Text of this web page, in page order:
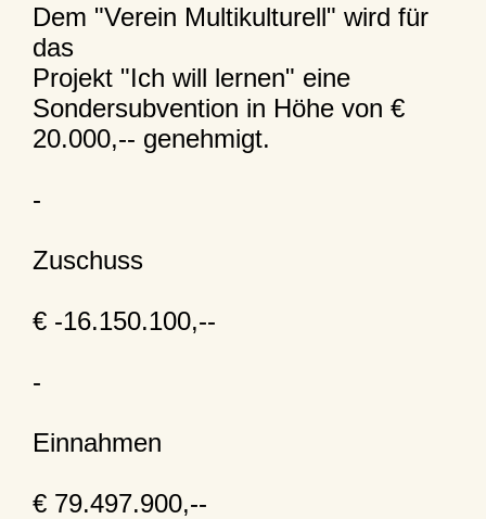
Dem "Verein Multikulturell" wird für
das
Projekt "Ich will lernen" eine
Sondersubvention in Höhe von €
20.000,-- genehmigt.
-
Zuschuss
€ -16.150.100,--
-
Einnahmen
€ 79.497.900,--